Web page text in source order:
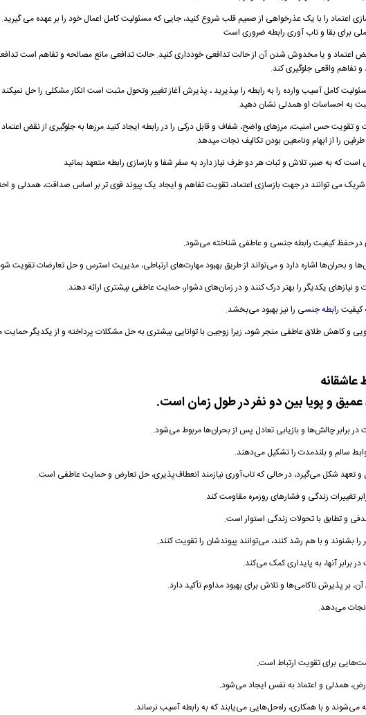
اعتماد را با یک عذرخواهی از صمیم قلب شروع کنید، جایی که مسئولیت کامل اعمال خود را بر عهده می گیرید.
برای بقا و تاب آوری رابطه ضروری است
اعتماد و یا مخدوش شدن آن از حالت تدافعی خودداری کنید. حالت تدافعی مانع مصالحه و تفاهم است
و تفاهم واقعی جلوگیری کند.
کامل آسیب وارده را به رابطه را بپذیرید ، پذیرش آغاز تغییر وتحول مثبت است انکار مشکلی را حل نمیکند
به احساسات او همدلی نشان دهید.
و تقویت حس امنیت، مرزهای واضح، شفاف و قابل درکی را در رابطه ایجاد کنید.مرزها به جلوگیری از نقض
را از ابهام ونامعین بودن تکالیف نجات میدهد.
است که به صبر، تلاش و ثبات هر دو طرف نیاز داردبه سفر شفا و بازسازی رابطه متعهد بمانید
شریک می توانند در جهت بازسازی اعتماد، تقویت تفاهم و ایجاد یک پیوند قوی تر بر اساس صداقت، همدلی و
در حفظ کیفیت رابطه جنسی و عاطفی شناخته می‌شود.
و بحران‌ها اشاره دارد و می‌تواند از طریق بهبود مهارت‌های ارتباطی، مدیریت استرس و حل تعارضات تقویت
و نیازهای یکدیگر را بهتر درک کنند و در زمان‌های دشوار، حمایت عاطفی بیشتری ارائه دهند.
کیفیت رابطه جنسی را نیز بهبود می‌بخشد.
و کاهش طلاق عاطفی منجر شود، زیرا زوجین با توانایی بیشتری به حل مشکلات پرداخته و از یکدیگر حمایت
عمیق و پویا بین دو نفر در طول زمان است.
در برابر چالش‌ها و بازیابی تعادل پس از بحران‌ها مربوط می‌شود.
سالم و بلندمدت را تشکیل می‌دهند.
و تعهد شکل می‌گیرد، در حالی که تاب‌آوری نیازمند انعطاف‌پذیری، حل تعارض و حمایت عاطفی است.
تغییرات زندگی و فشارهای روزمره مقاومت کند.
و تطابق با تحولات زندگی استوار است.
بشنوند و با هم رشد کنند، می‌توانند پیوندشان را تقویت کنند.
برابر آنها، به پایداری کمک می‌کند.
بر پذیرش ناکامی‌ها و تلاش برای بهبود مداوم تأکید دارد.
نجات می‌دهد.
برای تقویت ارتباط است.
همدلی و اعتماد به نفس ایجاد می‌شود.
می‌شوند و با همکاری، راه‌حل‌هایی می‌یابند که به رابطه آسیب نرساند.